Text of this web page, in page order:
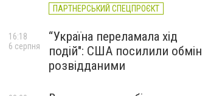
ПАРТНЕРСЬКИЙ СПЕЦПРОЄКТ
“Україна переламала хід
подій": США посилили обмін
розвідданими
16:18
6 серпня